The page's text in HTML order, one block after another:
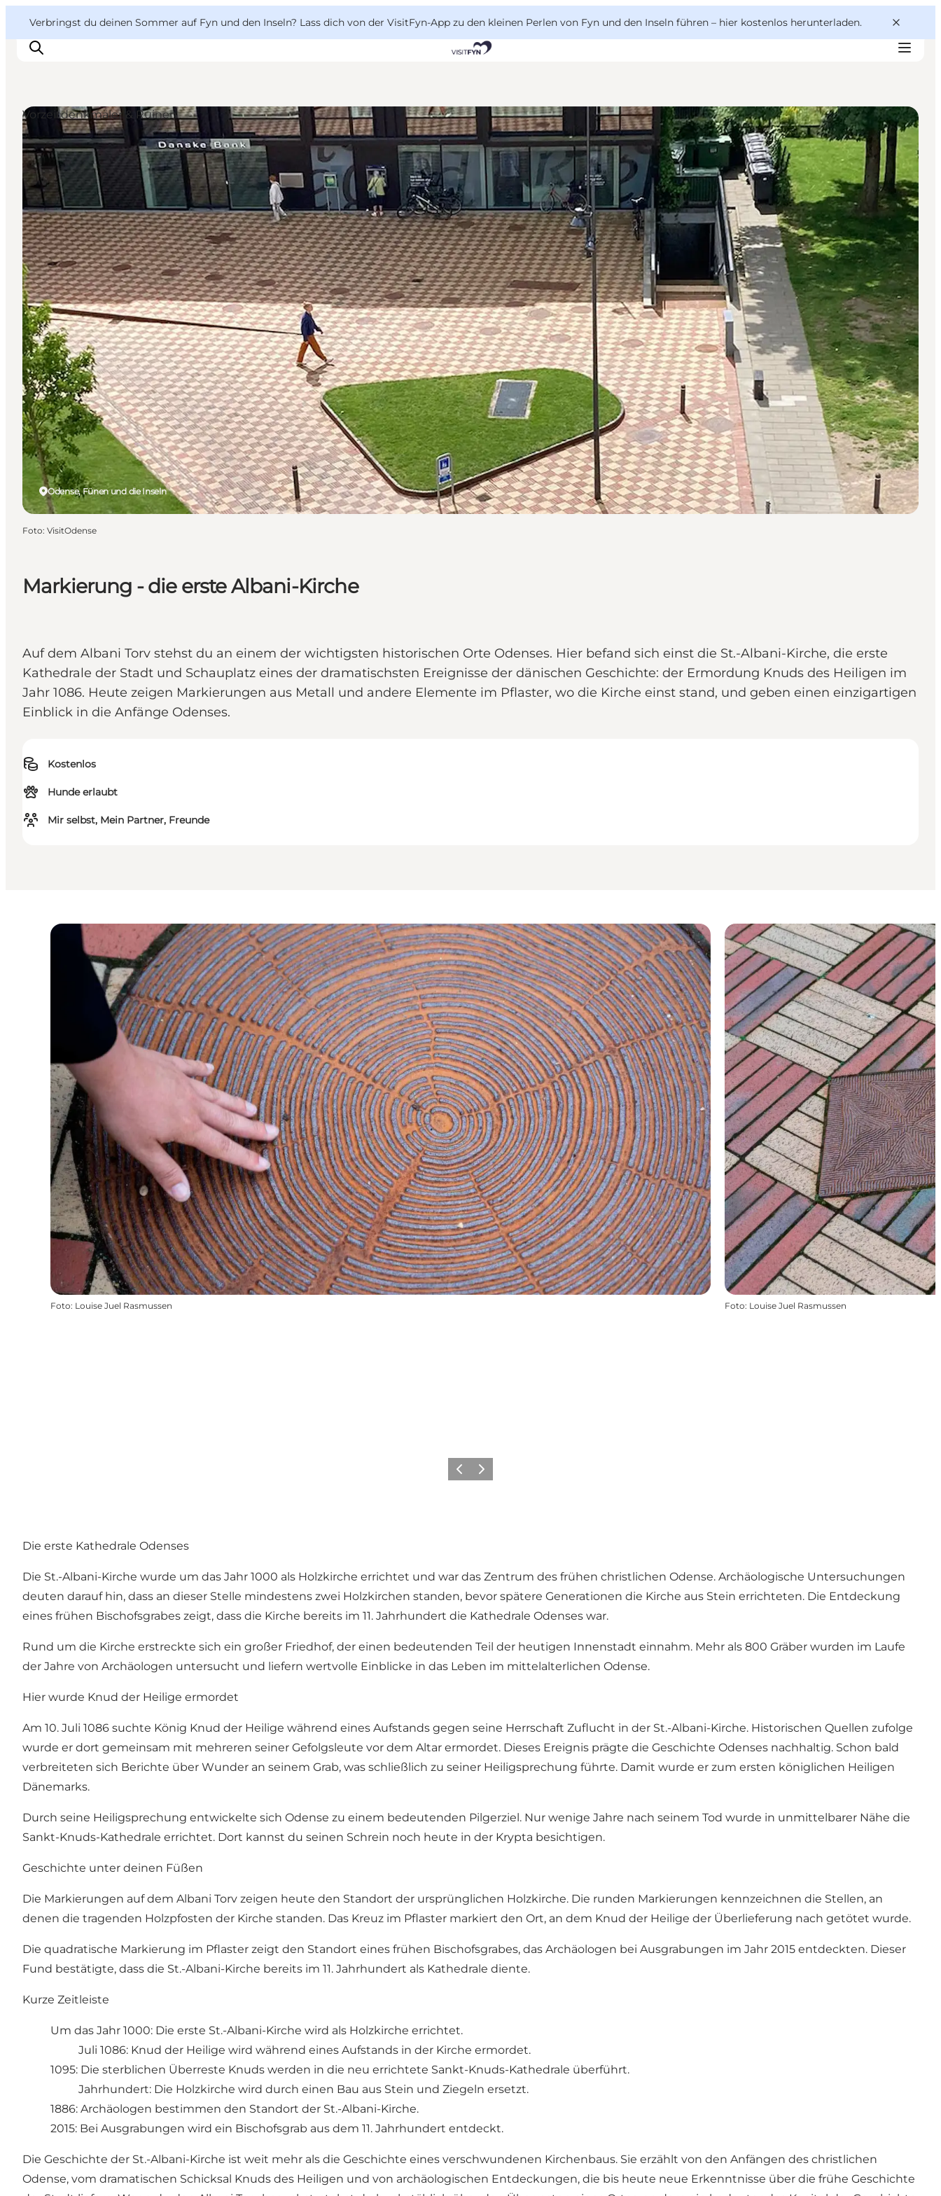
Verbringst du deinen Sommer auf Fyn und den Inseln? Lass dich von der VisitFyn-App zu den kleinen Perlen von Fyn und den Inseln führen – hier kostenlos herunterladen.
Reise Ideen
Outdoor & bike
Essen & trinken
Übernachtung
VisitFyn
Deutsch
Markierung - die erste Albani-Kirche
Auf dem Albani Torv stehst du an einem der wichtigsten historischen Orte Odenses. Hier befand sich einst die St.-Albani-Kirche, die erste
Kathedrale der Stadt und Schauplatz eines der dramatischsten Ereignisse der dänischen Geschichte: der Ermordung Knuds des Heiligen im
Jahr 1086. Heute zeigen Markierungen aus Metall und andere Elemente im Pflaster, wo die Kirche einst stand, und geben einen einzigartigen
Einblick in die Anfänge Odenses.
Kostenlos
Hunde erlaubt
Mir selbst, Mein Partner, Freunde
Odense, Fünen und die Inseln
Vorzeitdenkmäler & Ruinen
Foto: VisitOdense
Foto: Louise Juel Rasmussen Foto: Louise Juel Rasmussen
ZurückWeiter
Die erste Kathedrale Odenses
Die St.-Albani-Kirche wurde um das Jahr 1000 als Holzkirche errichtet und war das Zentrum des frühen christlichen Odense. Archäologische Untersuchungen
deuten darauf hin, dass an dieser Stelle mindestens zwei Holzkirchen standen, bevor spätere Generationen die Kirche aus Stein errichteten. Die Entdeckung
eines frühen Bischofsgrabes zeigt, dass die Kirche bereits im 11. Jahrhundert die Kathedrale Odenses war.
Rund um die Kirche erstreckte sich ein großer Friedhof, der einen bedeutenden Teil der heutigen Innenstadt einnahm. Mehr als 800 Gräber wurden im Laufe
der Jahre von Archäologen untersucht und liefern wertvolle Einblicke in das Leben im mittelalterlichen Odense.
Hier wurde Knud der Heilige ermordet
Am 10. Juli 1086 suchte König Knud der Heilige während eines Aufstands gegen seine Herrschaft Zuflucht in der St.-Albani-Kirche. Historischen Quellen zufolge
wurde er dort gemeinsam mit mehreren seiner Gefolgsleute vor dem Altar ermordet. Dieses Ereignis prägte die Geschichte Odenses nachhaltig. Schon bald
verbreiteten sich Berichte über Wunder an seinem Grab, was schließlich zu seiner Heiligsprechung führte. Damit wurde er zum ersten königlichen Heiligen
Dänemarks.
Durch seine Heiligsprechung entwickelte sich Odense zu einem bedeutenden Pilgerziel. Nur wenige Jahre nach seinem Tod wurde in unmittelbarer Nähe die
Sankt-Knuds-Kathedrale errichtet. Dort kannst du seinen Schrein noch heute in der Krypta besichtigen.
Geschichte unter deinen Füßen
Die Markierungen auf dem Albani Torv zeigen heute den Standort der ursprünglichen Holzkirche. Die runden Markierungen kennzeichnen die Stellen, an
denen die tragenden Holzpfosten der Kirche standen. Das Kreuz im Pflaster markiert den Ort, an dem Knud der Heilige der Überlieferung nach getötet wurde.
Die quadratische Markierung im Pflaster zeigt den Standort eines frühen Bischofsgrabes, das Archäologen bei Ausgrabungen im Jahr 2015 entdeckten. Dieser
Fund bestätigte, dass die St.-Albani-Kirche bereits im 11. Jahrhundert als Kathedrale diente.
Kurze Zeitleiste
Um das Jahr 1000: Die erste St.-Albani-Kirche wird als Holzkirche errichtet.
Juli 1086: Knud der Heilige wird während eines Aufstands in der Kirche ermordet.
1095: Die sterblichen Überreste Knuds werden in die neu errichtete Sankt-Knuds-Kathedrale überführt.
Jahrhundert: Die Holzkirche wird durch einen Bau aus Stein und Ziegeln ersetzt.
1886: Archäologen bestimmen den Standort der St.-Albani-Kirche.
2015: Bei Ausgrabungen wird ein Bischofsgrab aus dem 11. Jahrhundert entdeckt.
Die Geschichte der St.-Albani-Kirche ist weit mehr als die Geschichte eines verschwundenen Kirchenbaus. Sie erzählt von den Anfängen des christlichen
Odense, vom dramatischen Schicksal Knuds des Heiligen und von archäologischen Entdeckungen, die bis heute neue Erkenntnisse über die frühe Geschichte